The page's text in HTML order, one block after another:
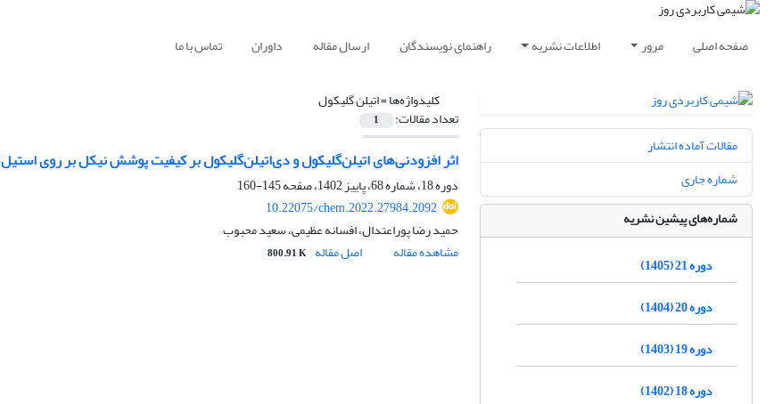
صفحه اصلی مرور اطلاعات نشریه راهنمای نویسندگان ارسال مقاله داوران تماس با ما
کلیدواژه‌ها =اتیلن گلیکول
تعداد مقالات: 1
اثر افزودنی‌های اتیلن‌گلیکول و دی‌اتیلن‌گلیکول بر کیفیت پوشش نیکل بر روی استیل 316 به روش رسوب‌دهی الکترولیتی
دوره 18، شماره 68، پاییز 1402، صفحه
145-160
10.22075/chem.2022.27984.2092
حمید رضا پوراعتدال، افسانه عظیمی، سعید محبوب
مشاهده مقاله
اصل مقاله 800.91 K
مقالات آماده انتشار
شماره جاری
شماره‌های پیشین نشریه
دوره 21 (1405)
دوره 20 (1404)
دوره 19 (1403)
دوره 18 (1402)